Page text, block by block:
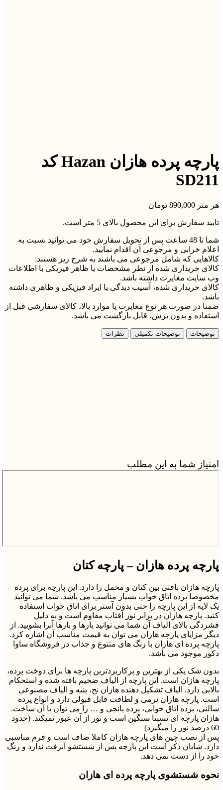
پارچه پرده هازان Hazan کد
SD211
هر متر 890,000 تومان
تایید سفارش برای این محصول بالای 5 متر است.
شما تا 48 ساعت پس از تحویل سفارش خود می توانید نسبت به
اعلام خرابی و مرجوعی آن اقدام نمایید.
کالاهایی که شامل مرجوعی می باشند به شرح زیر هستند:
کالای خریداری شده از نظر مشخصات یا ظاهر فیزیکی با اطلاعات
وب سایت مغایرت داشته باشد.
کالای خریداری شده، آسیب دیدگی یا ایراد فیزیکی و ظاهری داشته
باشد.
ضمنا در صورت هر نوع مغایرت یا موارد بالا، کالای سفارشی قبل از
استفاده و بدون برش، قابل بازگشت می باشد.
توضیحات توضیحات تکمیلی نظرات
امتیاز شما به این مطلب
پارچه پرده هازان – پارچه کتان
پارچه هازان بافتی بین کتان و مخمل را دارد. این پارچه برای پرده
مخصوصا پرده اتاق خواب بسیار مناسب می باشد. شما می توانید
یک لایه از این پارچه را حتی بدون آستر برای اتاق خواب استفاده
کنید. پارچه هازان در برابر نور آفتاب مقاوم است و به دلیل
فشردگی بالای الیاف آن شما می توانید بارها و بارها آنرا بشویید. از
دیگر مزایای پارچه هازان می توان به قیمت مناسب آن اشاره کرد.
پارچه پرده ای هازان با رنگ های متنوع و جذاب در فروشگاه ساوا
دکور موجود می باشد.
بدون شک یکی از بهترین و پرکاربردترین پارچه ها برای دوخت پرده،
پارچه هازان است. این پارچه از الیاف ضخیم بافته شده و استحکام
بالایی دارد. الیاف تشکیل دهنده هازان نخ، پنبه و الیاف مصنوعی
است. پارچه هازان نرمی و لطافت قابل قبولی دارد و انواع پرده
سالنی، پرده اتاق خوابی، پرده پانچی و … را می توان با آن ساخت.
هازان پارچه ای نسبتا سنگین است و نور از آن عبور نمیکند. (حدود
60 درصد نور را میگیرد)
پس از نصب چین های پارچه هازان کاملا صاف است و فرم مناسبی
دارد. شایان ذکر است این پارچه پس از شستشو آبرفت ندارد و رنگ
خود را از دست نمی دهد.
نحوه شستشوی پارچه پرده ای هازان